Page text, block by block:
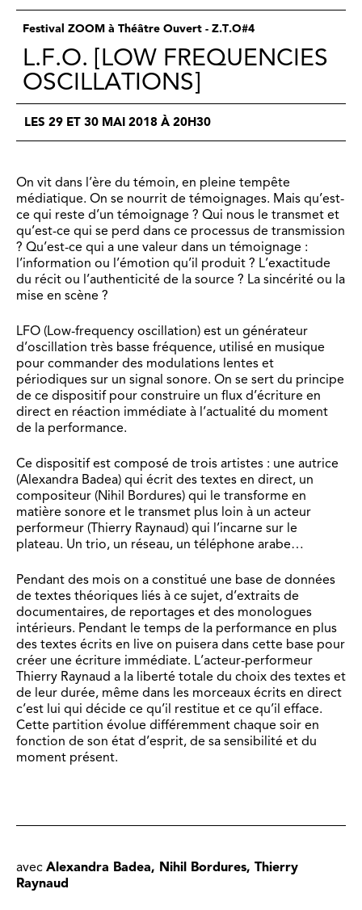
Festival ZOOM à Théâtre Ouvert - Z.T.O#4
L.F.O. [LOW FREQUENCIES
OSCILLATIONS]
LES 29 ET 30 MAI 2018 À 20H30
On vit dans l’ère du témoin, en pleine tempête
médiatique. On se nourrit de témoignages. Mais qu’est-
ce qui reste d’un témoignage ? Qui nous le transmet et
qu’est-ce qui se perd dans ce processus de transmission
? Qu’est-ce qui a une valeur dans un témoignage :
l’information ou l’émotion qu’il produit ? L’exactitude
du récit ou l’authenticité de la source ? La sincérité ou la
mise en scène ?
LFO (Low-frequency oscillation) est un générateur
d’oscillation très basse fréquence, utilisé en musique
pour commander des modulations lentes et
périodiques sur un signal sonore. On se sert du principe
de ce dispositif pour construire un flux d’écriture en
direct en réaction immédiate à l’actualité du moment
de la performance.
Ce dispositif est composé de trois artistes : une autrice
(Alexandra Badea) qui écrit des textes en direct, un
compositeur (Nihil Bordures) qui le transforme en
matière sonore et le transmet plus loin à un acteur
performeur (Thierry Raynaud) qui l’incarne sur le
plateau. Un trio, un réseau, un téléphone arabe…
Pendant des mois on a constitué une base de données
de textes théoriques liés à ce sujet, d’extraits de
documentaires, de reportages et des monologues
intérieurs. Pendant le temps de la performance en plus
des textes écrits en live on puisera dans cette base pour
créer une écriture immédiate. L’acteur-performeur
Thierry Raynaud a la liberté totale du choix des textes et
de leur durée, même dans les morceaux écrits en direct
c’est lui qui décide ce qu’il restitue et ce qu’il efface.
Cette partition évolue différemment chaque soir en
fonction de son état d’esprit, de sa sensibilité et du
moment présent.
avec Alexandra Badea, Nihil Bordures, Thierry
Raynaud